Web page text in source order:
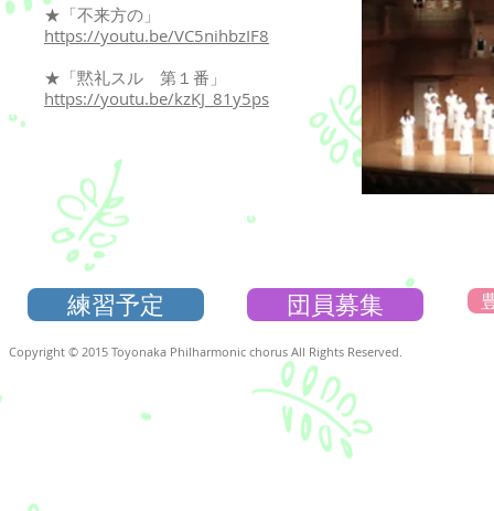
★「不来方の」
https://youtu.be/VC5nihbzIF8
★「黙礼スル 第１番」
https://youtu.be/kzKJ_81y5ps
練習予定 団員募集
Copyright © 2015 Toyonaka Philharmonic chorus All Rights Reserved.